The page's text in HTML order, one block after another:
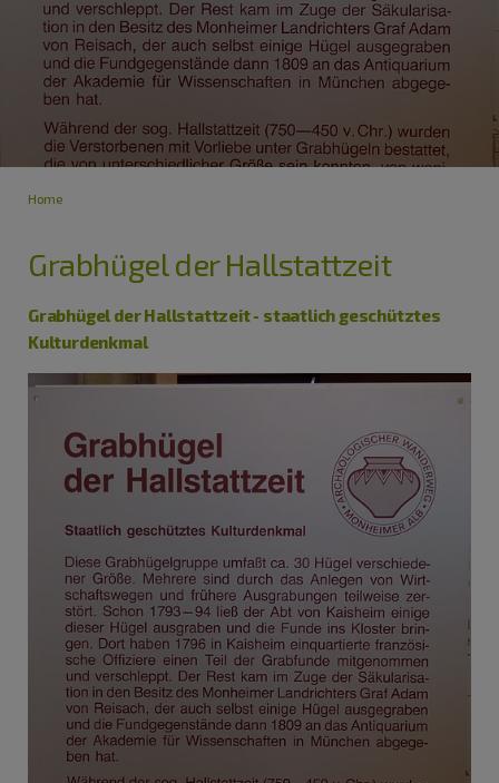
Home
Grabhügel der Hallstattzeit
Grabhügel der Hallstattzeit - staatlich geschütztes
Kulturdenkmal